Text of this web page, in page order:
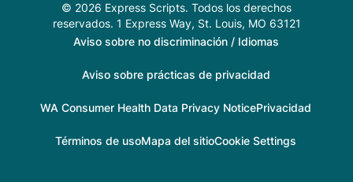
© 2026 Express Scripts. Todos los derechos
reservados. 1 Express Way, St. Louis, MO 63121
Aviso sobre no discriminación / Idiomas
Aviso sobre prácticas de privacidad
WA Consumer Health Data Privacy NoticePrivacidad
Términos de usoMapa del sitioCookie Settings